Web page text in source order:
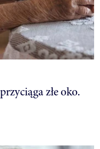
złe oko.